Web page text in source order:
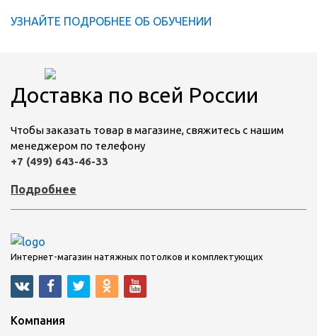
УЗНАЙТЕ ПОДРОБНЕЕ ОБ ОБУЧЕНИИ
Доставка по всей России
Чтобы заказать товар в магазине, свяжитесь с нашим
менеджером по телефону
+7 (499) 643-46-33
Подробнее
Интернет-магазин натяжных потолков и комплектующих
Компания